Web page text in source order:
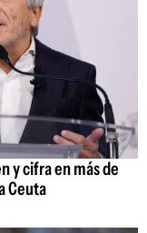
y cifra en más de
Ceuta